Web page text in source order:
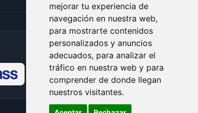
mejorar tu experiencia de
navegación en nuestra web,
para mostrarte contenidos
personalizados y anuncios
adecuados, para analizar el
tráfico en nuestra web y para
comprender de donde llegan
nuestros visitantes.